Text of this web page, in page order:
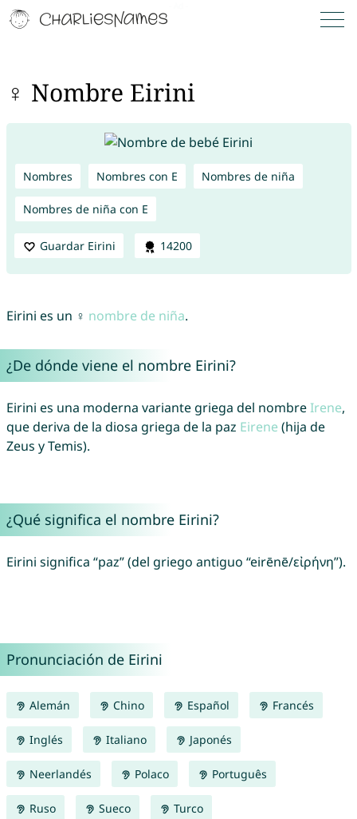
♀ Nombre Eirini
Nombres Nombres con E Nombres de niña
Nombres de niña con E
Guardar Eirini 14200
Eirini es un ♀ nombre de niña.
¿De dónde viene el nombre Eirini?
Eirini es una moderna variante griega del nombreIrene,
que deriva de la diosa griega de la paz Eirene (hija de
Zeus y Temis).
¿Qué significa el nombre Eirini?
Eirini significa “paz” (del griego antiguo “eirēnē/εἰρήνη”).
Pronunciación de Eirini
Alemán Chino Español Francés
Inglés Italiano Japonés
Neerlandés Polaco Português
Ruso Sueco Turco